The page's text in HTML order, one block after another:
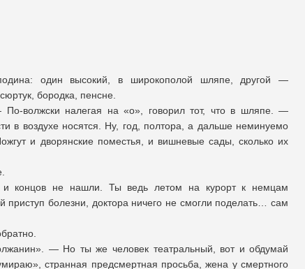
один высокий, в широкополой шляпе, другой —
бородка, пенсне.
волжски налегая на «о», говорил тот, что в шляпе. —
в воздухе носятся. Ну, год, полтора, а дальше неминуемо
и дворянские поместья, и вишневые сады, сколько их
и концов не нашли. Ты ведь летом на курорт к немцам
болезни, доктора ничего не смогли поделать… сам
— Но ты же человек театральный, вот и обдумай
странная предсмертная просьба, жена у смертного